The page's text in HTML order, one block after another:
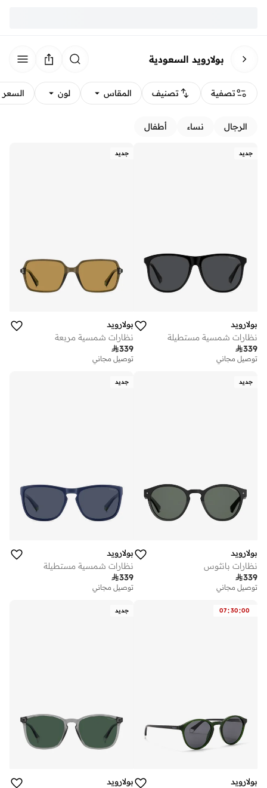
بولارويد السعودية
تصفية تصنيف المقاس لون السعر
الرجال نساء أطفال
جديد
بولارويد
نظارات شمسية مستطيلة
339
توصيل مجاني
جديد
بولارويد
نظارات شمسية مربعة
339
توصيل مجاني
جديد
بولارويد
نظارات بانثوس
339
توصيل مجاني
جديد
بولارويد
نظارات شمسية مستطيلة
339
توصيل مجاني
07:30:00
بولارويد
جديد
بولارويد